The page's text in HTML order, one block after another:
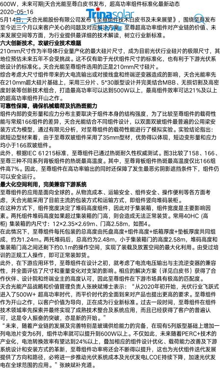
600W，未来可期|天合光能至尊白皮书发布，超高功率组件标准化最新动态
2020-05-16
5月14日，天合光能股份有限公司发布《至尊组件技术白皮书及未来展望》，围绕至尊发布
至今近三个月以来客户关心的问题及对应解决方案、至尊超高功率组件对产业链的价值、未
来发展空间等方面，为行业提供最详细的技术解读，树立行业新标准。
六大创新技术，攻破行业技术难题
210mm尺寸作为半导体行业量产化的最大硅片尺寸，成为目前光伏行业硅片的极限尺寸，其
地位预估未来五年不会受挑战。这不仅有助于光伏组件尺寸的标准化，也有利于下游光伏系
统设计的标准化。天合光能至尊组件选用的正是210mm尺寸硅片。
综合考虑大尺寸组件带来的大电流输出或对接线盒和终端逆变器造成的影响，天合光能率先
在210mm超大硅片基础上，采用三分片、5*30版型设计并完美结合MBB、无损切割及高密
度封装等创新技术组合，打造最高功率可以达到500W以上，最高组件效率可达21%及以上
的超高功率组件开山之作。
可靠性保障，确保机械载荷及抗热斑能力
组件内部的变形量和应力分布主要取决于组件本身的结构强度，为了比较至尊组件的载荷性
能与常规166组件的差异，天合光能结合不同组件设计，以双面双玻组件最普遍的公用梁安
装方式为模型，通过有限元分析，对至尊组件的载荷性能进行了模拟实验。实验结论指出：
就短边型材来看，由于至尊双玻组件采用了35mm型材，优势得以体现，短边变形量和应力
均小于166双玻组件。
此外，根据IEC 61215标准，至尊组件已通过热斑耐久性权威测试。图3比较了158、166、
至尊三种不同系列背板组件的热斑最高温度。其中，至尊背板组件热斑最高温度仅比166组
件高7%。因此，至尊组件在高功率输出的同时还保障了发生最恶劣阴影遮挡条件下，组件仍
可以安全运行。
最大化空间利用，完美兼容下游系统
至尊组件的应用是面向全球的。从物流成本、运输安全、组件安全、操作便利等各方面考
虑，天合光能采用了目前主流的包装方式和运输方式，即组件竖向堆码装柜。
在这种方式下，组件宽度决定了堆码高度组件，因此对于集装箱，组件宽度是主要影响因
素。两托组件堆码高度如果超过集装箱的门高，则会造成无法正常装货。常用40HC (高
柜) 集装箱的内尺寸：12×2.35×2.69m、门高2.58m，如图4。
在此情况下，至尊组件每托包装的总高度由托盘高度+组件高度+纸箱厚度+垫板厚度共同组
成，约为1.24m。两托堆码后，总高约为2.48m，小于集装箱门的高度2.58m，堆码高度和
集装箱门高之间还剩下约0.1m的操作空间，实现了装载及放置空间的最大化利用。由受过培
训的正规工人操作，即可正常装卸货。
此外，在下游应用环节，至尊组件在设计之初，就考虑了电流电压输出与主流逆变器的兼容
性，并全面评估了尺寸和重量变化对支架的影响。相应的解决方案（详见白皮书）获得了合
作伙伴、设计院和终端业主的高度认可，因此至尊组件在下游市场具有极高的匹配度。
天合光能产品战略和价值管理负责人张映斌博士表示：“从2020年初开始，光伏行业飞跃式
进入了500W+ 超高功率时代，而平价时代的全面到来对产品也提出更高的要求。至尊组件
作为开山之作，以客户价值为导向，正在成为行业新标准。过去一段时间，至尊组件在组件
技术领域率先探索并最终实现了成熟技术整合及系统应用，而且已经获得了客户的普遍认
可，这是令人振奋的突破，亦是新的开始。”
“未来，随着产业链的发展及完善特别是玻璃供给能力的完备，在现有5列版型基础上增加一
列电池片变为6列，组件功率就可以提升到600W以上。不仅如此，未来随着PERC+技术的
产业化，电池转换效率有望达到24%以上，叠加相应的组件设计优化、载荷能力改善及下游
系统设计和安装方式的革新，至尊组件功率将还会不断得以提升，这也为光伏组件迭代发展
提供了方向和路径，必将进一步推动光伏系统成本及光伏发电LCOE持续下降，加速光伏发
电在全球范围的应用。”张映斌补充道。